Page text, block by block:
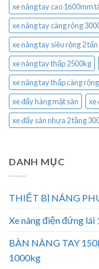
xe nâng tay cao 1600mm
xe nâng tay càng rộng
xe nâng tay siêu rộng 2 tấn
xe nâng tay thấp 2500kg
xe nâng tay thấp càng
xe đẩy hàng mặt sàn
xe
xe đẩy sàn nhựa 2 tầng
DANH MỤC
THIẾT BỊ NÂNG
Xe nâng điện đứng lái
BÀN NÂNG TAY
1000kg